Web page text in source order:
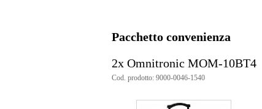
Splash-proof
Da montare direttamente sullo
stativo
Pacchetto convenienza
2x Omnitronic MOM-10BT4
Cod. prodotto: 9000-0046-1540